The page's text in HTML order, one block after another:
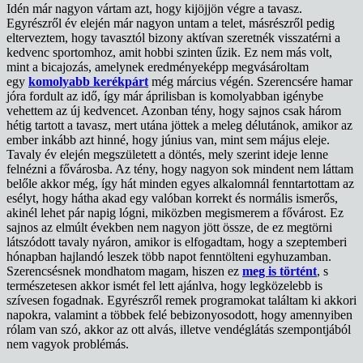
Idén már nagyon vártam azt, hogy kijöjjön végre a tavasz.
Egyrészről év elején már nagyon untam a telet, másrészről pedig
elterveztem, hogy tavasztól bizony aktívan szeretnék visszatérni a
kedvenc sportomhoz, amit hobbi szinten űzik. Ez nem más volt,
mint a bicajozás, amelynek eredményeképp megvásároltam
egy komolyabb kerékpárt még március végén. Szerencsére hamar
jóra fordult az idő, így már áprilisban is komolyabban igénybe
vehettem az új kedvencet. Azonban tény, hogy sajnos csak három
hétig tartott a tavasz, mert utána jöttek a meleg délutánok, amikor az
ember inkább azt hinné, hogy június van, mint sem május eleje.
Tavaly év elején megszületett a döntés, mely szerint ideje lenne
felnézni a fővárosba. Az tény, hogy nagyon sok mindent nem láttam
belőle akkor még, így hát minden egyes alkalomnál fenntartottam az
esélyt, hogy hátha akad egy valóban korrekt és normális ismerős,
akinél lehet pár napig lógni, miközben megismerem a fővárost. Ez
sajnos az elmúlt években nem nagyon jött össze, de ez megtörni
látszódott tavaly nyáron, amikor is elfogadtam, hogy a szeptemberi
hónapban hajlandó leszek több napot fenntölteni egyhuzamban.
Szerencsésnek mondhatom magam, hiszen ez meg is történt, s
természetesen akkor ismét fel lett ajánlva, hogy legközelebb is
szívesen fogadnak. Egyrészről remek programokat találtam ki akkori
napokra, valamint a többek felé bebizonyosodott, hogy amennyiben
rólam van szó, akkor az ott alvás, illetve vendéglátás szempontjából
nem vagyok problémás.